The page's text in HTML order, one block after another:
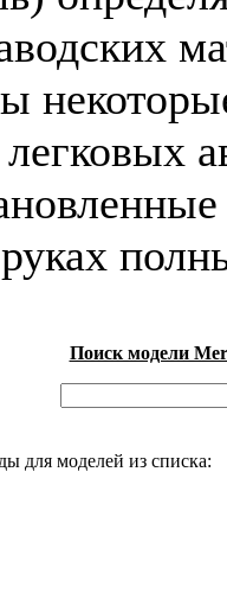
Поиск модели
для моделей из списка: